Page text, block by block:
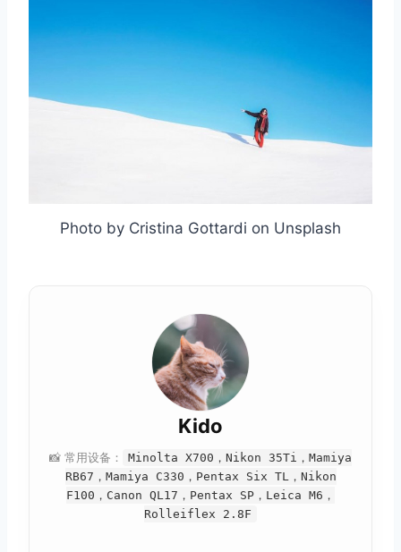
Photo by Cristina Gottardi on Unsplash
Kido
📸 常用设备：
Minolta X700，Nikon 35Ti，Mamiya
RB67，Mamiya C330，Pentax Six TL，Nikon
F100，Canon QL17，Pentax SP，Leica M6，
Rolleiflex 2.8F